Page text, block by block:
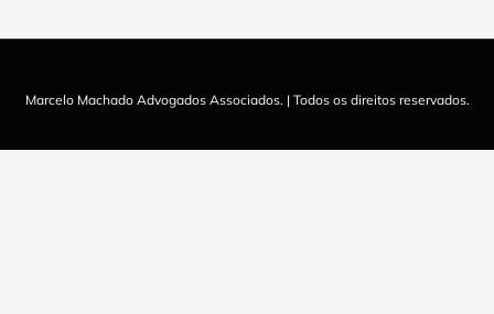
Marcelo Machado Advogados Associados. | Todos os direitos reservados.